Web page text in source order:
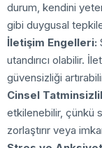
durum, kendini
gibi duygusal
İletişim Engelleri:
utandırıcı olabilir.
güvensizliği
Cinsel
etkilenebilir, çünkü
zorlaştırır veya